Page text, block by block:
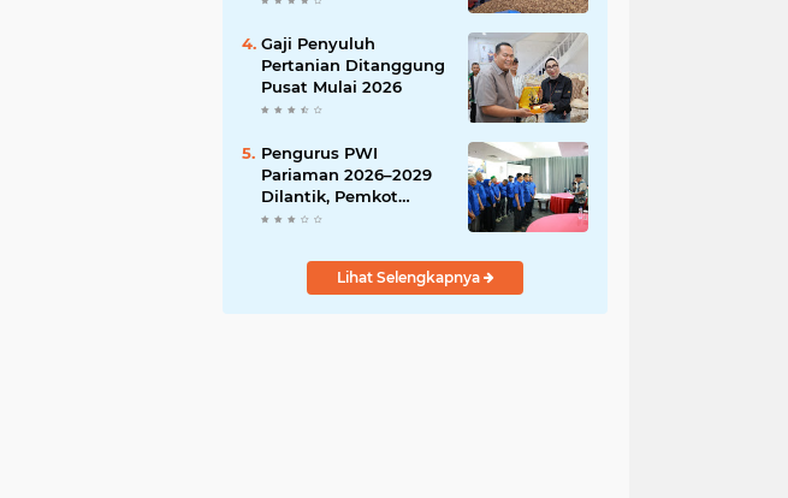
Gaji Penyuluh
Pertanian Ditanggung
Pusat Mulai 2026
Pengurus PWI
Pariaman 2026–2029
Dilantik, Pemkot
Tekankan Sinergi dan
Lihat Selengkapnya